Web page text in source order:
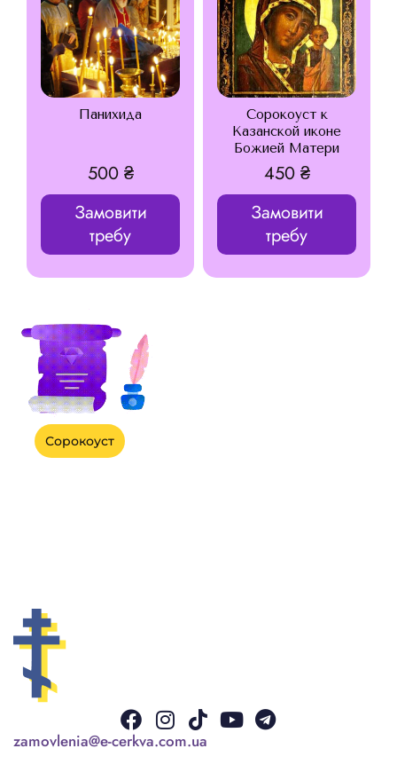
Панихида
500 ₴
Замовити
требу
Сорокоуст к
Казанской иконе
Божией Матери
450 ₴
Замовити
требу
Сорокоуст
Facebook
Instagram
TiktokYoutubeTelegram
zamovlenia@e-cerkva.com.ua